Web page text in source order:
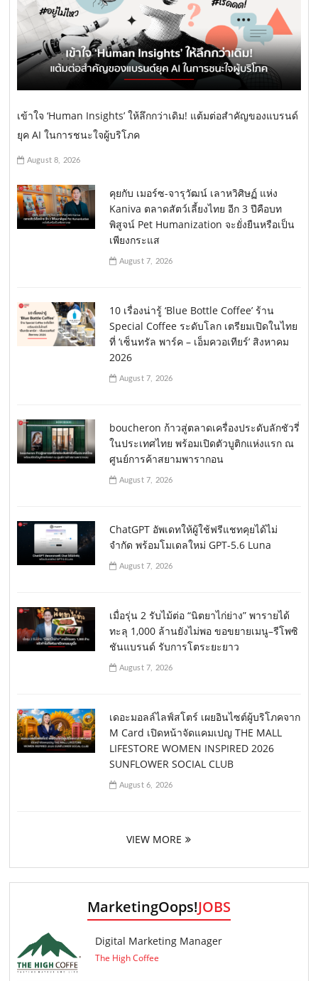
เข้าใจ ‘Human Insights’ ให้ลึกกว่าเดิม! แต้มต่อสำคัญของแบรนด์
ยุค AI ในการชนะใจผู้บริโภค
August 8, 2026
คุยกับ เมอร์ซ-จารุวัฒน์ เลาหวิศิษฏ์ แห่ง
Kaniva ตลาดสัตว์เลี้ยงไทย อีก 3 ปีคือบท
พิสูจน์ Pet Humanization จะยั่งยืนหรือเป็น
เพียงกระแส
August 7, 2026
10 เรื่องน่ารู้ ‘Blue Bottle Coffee’ ร้าน
Special Coffee ระดับโลก เตรียมเปิดในไทย
ที่ ‘เซ็นทรัล พาร์ค – เอ็มควอเทียร์’ สิงหาคม
2026
August 7, 2026
boucheron ก้าวสู่ตลาดเครื่องประดับลักชัวรี่
ในประเทศไทย พร้อมเปิดตัวบูติกแห่งแรก ณ
ศูนย์การค้าสยามพารากอน
August 7, 2026
ChatGPT อัพเดทให้ผู้ใช้ฟรีแชทคุยได้ไม่
จำกัด พร้อมโมเดลใหม่ GPT-5.6 Luna
August 7, 2026
เมื่อรุ่น 2 รับไม้ต่อ “นิตยาไก่ย่าง” พารายได้
ทะลุ 1,000 ล้านยังไม่พอ ขอขยายเมนู–รีโพซิ
ชันแบรนด์ รับการโตระยะยาว
August 7, 2026
เดอะมอลล์ไลฟ์สโตร์ เผยอินไซต์ผู้บริโภคจาก
M Card เปิดหน้าจัดแคมเปญ THE MALL
LIFESTORE WOMEN INSPIRED 2026
SUNFLOWER SOCIAL CLUB
August 6, 2026
VIEW MORE
MarketingOops!JOBS
Digital Marketing Manager
The High Coffee